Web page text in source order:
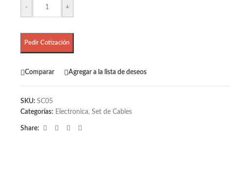
- +
Pedir Cotización
Comparar Agregar a la lista de deseos
SKU: SC05
Categorías: Electronica, Set de Cables
Share: